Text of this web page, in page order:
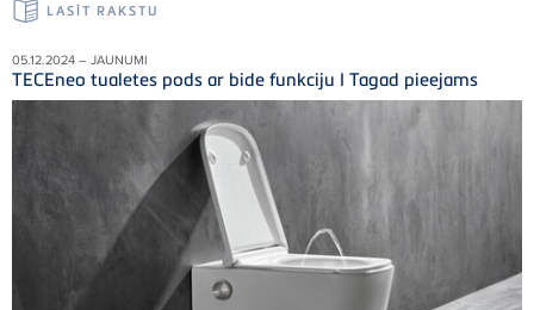
LASĪT RAKSTU
05.12.2024 – JAUNUMI
TECEneo tualetes pods ar bide funkciju I Tagad pieejams